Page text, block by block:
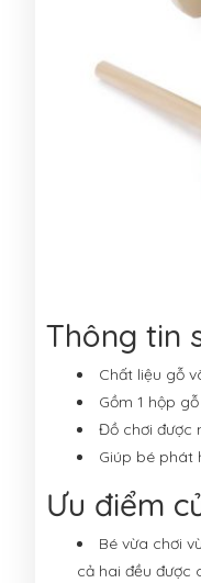
Thông tin
Chất liệu gỗ
Gồm 1 hộp
Đồ chơi được
Giúp bé phát
Ưu điểm
Bé vừa chơi
cả hai đều được